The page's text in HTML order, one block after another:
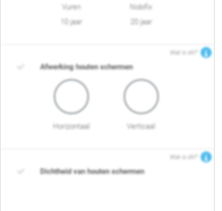
Vuren
10 jaar
Nobifix
20 jaar
Wat is dit?
Afwerking houten schermen
Horizontaal Verticaal
Wat is dit?
Dichtheid van houten schermen